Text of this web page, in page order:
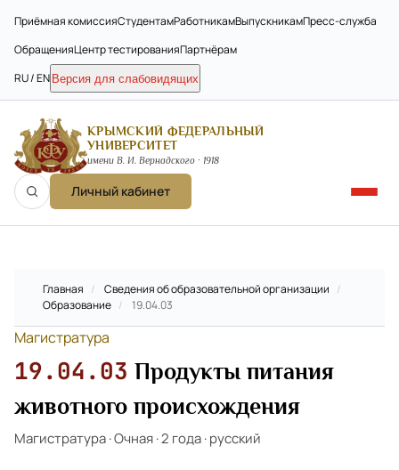
Приёмная комиссияСтудентамРаботникамВыпускникамПресс-служба
ОбращенияЦентр тестированияПартнёрам
RU / EN Версия для слабовидящих
КРЫМСКИЙ ФЕДЕРАЛЬНЫЙ
УНИВЕРСИТЕТ
имени В. И. Вернадского · 1918
Личный кабинет
Главная / Сведения об образовательной организации /
Образование / 19.04.03
Магистратура
19.04.03 Продукты питания
животного происхождения
Магистратура·Очная·2 года·русский